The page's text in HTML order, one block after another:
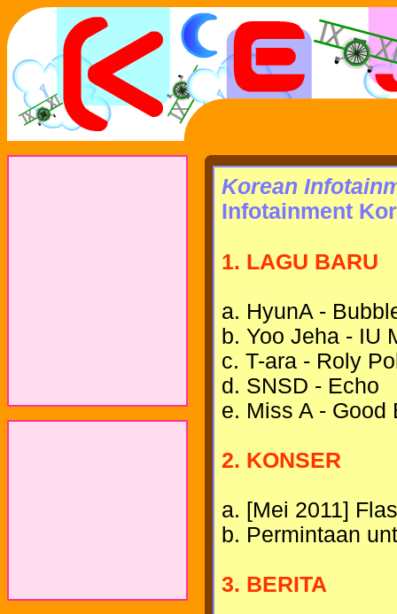
Korean
Infotainment
1. LAGU BARU
a. HyunA -
b. Yoo Jeha - IU
c. T-ara - Roly
d. SNSD - Echo
e. Miss A - Good
2. KONSER
a. [Mei 2011]
b. Permintaan
3. BERITA